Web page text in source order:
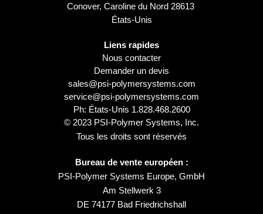
Conover, Caroline du Nord 28613
États-Unis
Liens rapides
Nous contacter
Demander un devis
sales@psi-polymersystems.com
service@psi-polymersystems.com
Ph: États-Unis 1.828.468.2600
© 2023 PSI-Polymer Systems, Inc.
Tous les droits sont réservés
Bureau de vente européen :
PSI-Polymer Systems Europe, GmbH
Am Stellwerk 3
DE 74177 Bad Friedrichshall